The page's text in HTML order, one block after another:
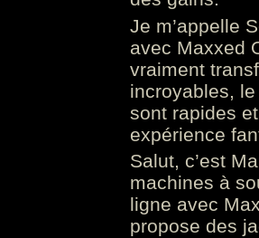
Je m’appelle
avec Maxxed
vraiment
incroyables,
sont rapides
expérience
Salut, c’est
machines à
ligne avec
propose des